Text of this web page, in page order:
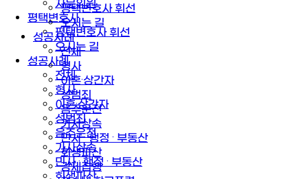
자문위원
평택변호사
평택변호사 휘선
오시는 길
성공사례
전체
형사
이혼·상간자
성범죄
음주운전
가사상속
민사 · 행정 · 부동산
회생파산
평택변호사 휘선
오시는 길
성공사례
전체
형사
이혼·상간자
성범죄
음주운전
가사상속
민사 · 행정 · 부동산
회생파산
강제집행